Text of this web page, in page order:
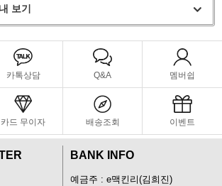
보기
카톡상담 Q&A 멤버쉽
카드 무이자 배송조회 이벤트
BANK INFO
예금주 : e맥킨리(김희진)